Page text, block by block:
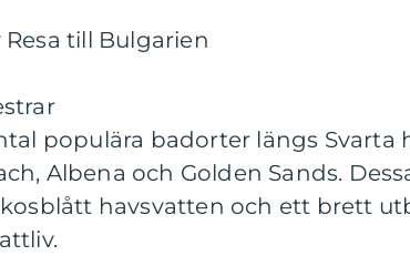
till Bulgarien
populära badorter längs Svarta
Albena och Golden Sands.
havsvatten och ett brett